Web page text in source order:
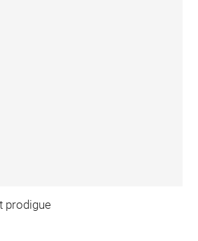
prodigue